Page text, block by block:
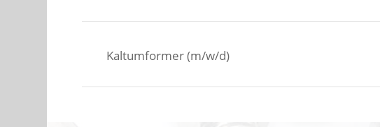
Kaltumformer (m/w/d)